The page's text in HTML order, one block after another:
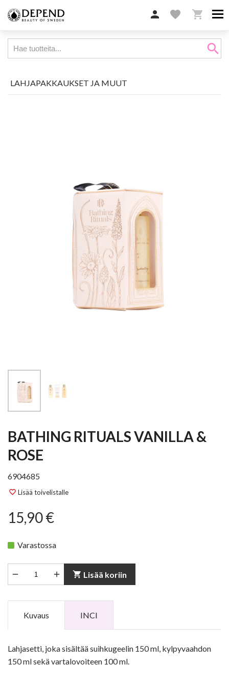
 favorite 
search
LAHJAPAKKAUKSET JA MUUT
BATHING RITUALS VANILLA &
ROSE
6904685
favorite_border Lisää toivelistalle
15,90 €
Varastossa
  shopping_cart Lisää koriin
Kuvaus INCI
Lahjasetti, joka sisältää suihkugeelin 150 ml, kylpyvaahdon
150 ml sekä vartalovoiteen 100 ml.